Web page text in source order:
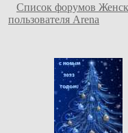
Список форумов
пользователя Arena